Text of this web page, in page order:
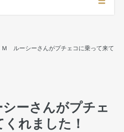
Ｍ ルーシーさんがプチェコに乗って来て
ーさんがプチェ
れました！